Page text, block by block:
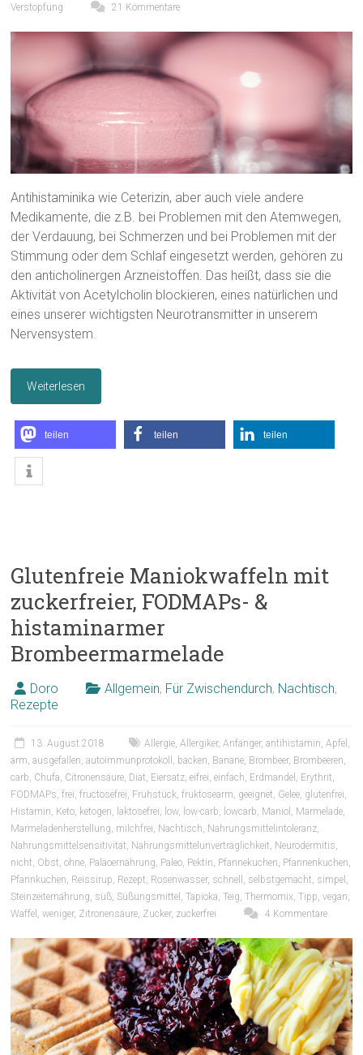
Verstopfung
21 Kommentare
Antihistaminika wie Ceterizin, aber auch viele andere
Medikamente, die z.B. bei Problemen mit den Atemwegen,
der Verdauung, bei Schmerzen und bei Problemen mit der
Stimmung oder dem Schlaf eingesetzt werden, gehören zu
den anticholinergen Arzneistoffen. Das heißt, dass sie die
Aktivität von Acetylcholin blockieren, eines natürlichen und
eines unserer wichtigsten Neurotransmitter in unserem
Nervensystem.
Weiterlesen
teilen teilen teilen
Glutenfreie Maniokwaffeln mit
zuckerfreier, FODMAPs- &
histaminarmer
Brombeermarmelade
Doro Allgemein, Für Zwischendurch, Nachtisch,
Rezepte
13. August 2018 Allergie,Allergiker,Anfänger,antihistamin,Apfel ,
arm,ausgefallen,autoimmunprotokoll , backen, Banane, Brombeer, Brombeeren,
carb, Chufa, Citronensäure, Diät, Eiersatz,eifrei,einfach, Erdmandel , Erythrit,
FODMAPs,frei,fructosefrei, Frühstück,fruktosearm, geeignet, Gelee, glutenfrei,
Histamin, Keto, ketogen, laktosefrei, low, low-carb, lowcarb, Maniol , Marmelade,
Marmeladenherstellung, milchfrei, Nachtisch, Nahrungsmittelintoleranz,
Nahrungsmittelsensitivität, Nahrungsmittelunverträglichkeit, Neurodermitis,
nicht, Obst,ohne, Paläoernährung, Paleo, Pektin, Pfannekuchen, Pfannenkuchen,
Pfannkuchen, Reissirup, Rezept, Rosenwasser, schnell , selbstgemacht, simpel ,
Steinzeiternährung, süß, Süßungsmittel ,Tapioka,Teig,Thermomix,Tipp,vegan,
Waffel ,weniger, Zitronensäure, Zucker, zuckerfrei 4 Kommentare